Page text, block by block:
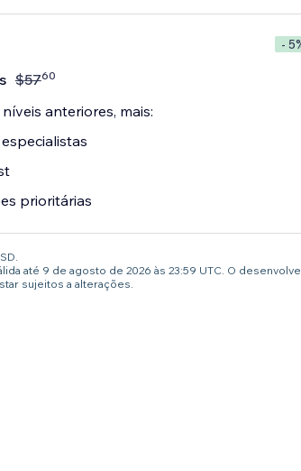
-
$5760
anteriores, mais:
prioritárias
até 9 de agosto de 2026 às 23:59 UTC. O
sujeitos a alterações.